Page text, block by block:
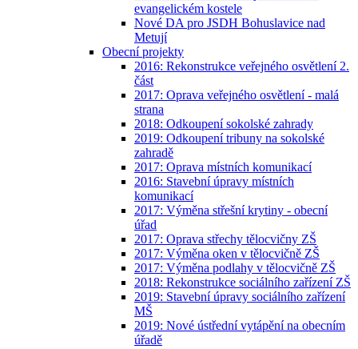
evangelickém kostele
Nové DA pro JSDH Bohuslavice nad
Metují
Obecní projekty
2016: Rekonstrukce veřejného osvětlení 2.
část
2017: Oprava veřejného osvětlení - malá
strana
2018: Odkoupení sokolské zahrady
2019: Odkoupení tribuny na sokolské
zahradě
2017: Oprava místních komunikací
2016: Stavební úpravy místních
komunikací
2017: Výměna střešní krytiny - obecní
úřad
2017: Oprava střechy tělocvičny ZŠ
2017: Výměna oken v tělocvičně ZŠ
2017: Výměna podlahy v tělocvičně ZŠ
2018: Rekonstrukce sociálního zařízení ZŠ
2019: Stavební úpravy sociálního zařízení
MŠ
2019: Nové ústřední vytápění na obecním
úřadě